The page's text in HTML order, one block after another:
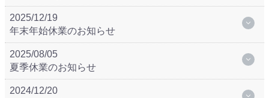
2025/12/19
年末年始休業のお知らせ
2025/08/05
夏季休業のお知らせ
2024/12/20